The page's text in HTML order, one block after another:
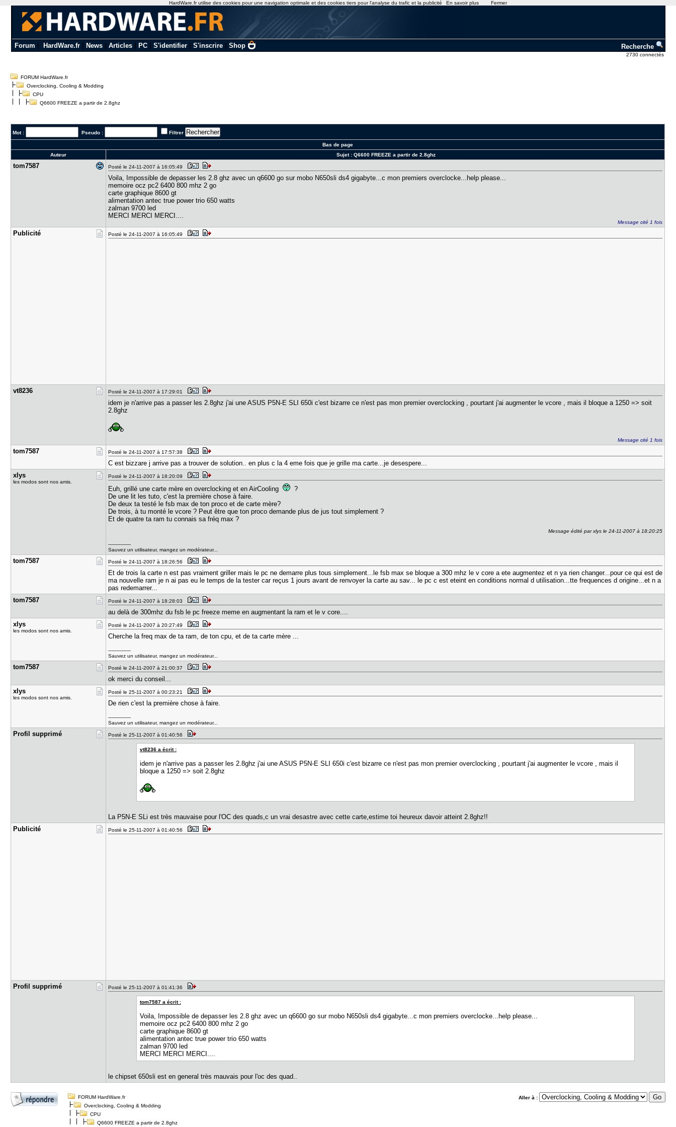
Forum HardWare.fr| News| Articles| PC| S'identifier| S'inscrire| Shop Recherche
2730 connectés
FORUM HardWare.fr
Overclocking, Cooling & Modding
CPU
Q6600 FREEZE a partir de 2.8ghz
Mot : Pseudo : Filtrer
Bas de page
Auteur
Sujet :Q6600 FREEZE a partir de 2.8ghz
tom7587 Posté le 24-11-2007 à 16:05:49
Voila, Impossible de depasser les 2.8 ghz avec un q6600 go sur mobo N650sli ds4 gigabyte...c mon premiers overclocke...help please...
memoire ocz pc2 6400 800 mhz 2 go
carte graphique 8600 gt
alimentation antec true power trio 650 watts
zalman 9700 led
MERCI MERCI MERCI....
Message cité 1 fois
Publicité Posté le 24-11-2007 à 16:05:49
vt8236 Posté le 24-11-2007 à 17:29:01
idem je n'arrive pas a passer les 2.8ghz j'ai une ASUS P5N-E SLI 650i c'est bizarre ce n'est pas mon premier overclocking , pourtant j'ai augmenter le vcore , mais il bloque a 1250 => soit
2.8ghz
Message cité 1 fois
tom7587 Posté le 24-11-2007 à 17:57:38
C est bizzare j arrive pas a trouver de solution.. en plus c la 4 eme fois que je grille ma carte...je desespere...
xlys
les modos sont nos amis.
Posté le 24-11-2007 à 18:20:09
Euh, grillé une carte mère en overclocking et en AirCooling
?
De une lit les tuto, c'est la première chose à faire.
De deux ta testé le fsb max de ton proco et de carte mère?
De trois, à tu monté le vcore ? Peut être que ton proco demande plus de jus tout simplement ?
Et de quatre ta ram tu connais sa fréq max ?
Message édité par xlys le 24-11-2007 à 18:20:25
---------------
Sauvez un utilisateur, mangez un modérateur...
tom7587 Posté le 24-11-2007 à 18:26:56
Et de trois la carte n est pas vraiment griller mais le pc ne demarre plus tous simplement...le fsb max se bloque a 300 mhz le v core a ete augmentez et n ya rien changer...pour ce qui est de
ma nouvelle ram je n ai pas eu le temps de la tester car reçus 1 jours avant de renvoyer la carte au sav... le pc c est eteint en conditions normal d utilisation...tte frequences d origine...et n a
pas redemarrer...
tom7587
Posté le 24-11-2007 à 18:28:03
au delà de 300mhz du fsb le pc freeze meme en augmentant la ram et le v core....
xlys
les modos sont nos amis.
Posté le 24-11-2007 à 20:27:49
Cherche la freq max de ta ram, de ton cpu, et de ta carte mère ...
---------------
Sauvez un utilisateur, mangez un modérateur...
tom7587 Posté le 24-11-2007 à 21:00:37
ok merci du conseil...
xlys
les modos sont nos amis.
Posté le 25-11-2007 à 00:23:21
De rien c'est la première chose à faire.
---------------
Sauvez un utilisateur, mangez un modérateur...
Profil sup​primé Posté le 25-11-2007 à 01:40:56
vt8236 a écrit :
idem je n'arrive pas a passer les 2.8ghz j'ai une ASUS P5N-E SLI 650i c'est bizarre ce n'est pas mon premier overclocking , pourtant j'ai augmenter le vcore , mais il
bloque a 1250 => soit 2.8ghz
La P5N-E SLi est très mauvaise pour l'OC des quads,c un vrai desastre avec cette carte,estime toi heureux davoir atteint 2.8ghz!!
Publicité
Posté le 25-11-2007 à 01:40:56
Profil sup​primé Posté le 25-11-2007 à 01:41:36
tom7587 a écrit :
Voila, Impossible de depasser les 2.8 ghz avec un q6600 go sur mobo N650sli ds4 gigabyte...c mon premiers overclocke...help please...
memoire ocz pc2 6400 800 mhz 2 go
carte graphique 8600 gt
alimentation antec true power trio 650 watts
zalman 9700 led
MERCI MERCI MERCI....
le chipset 650sli est en general très mauvais pour l'oc des quad..
Aller à :
FORUM HardWare.fr
Overclocking, Cooling & Modding
CPU
Q6600 FREEZE a partir de 2.8ghz
HardWare.fr utilise des cookies pour une navigation optimale et des cookies tiers pour l'analyse du trafic et la publicité En savoir plus Fermer